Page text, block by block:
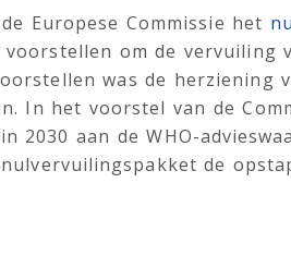
Europese Commissie het
om de vervuiling
was de herziening
In het voorstel van de
2030 aan de WHO-
de